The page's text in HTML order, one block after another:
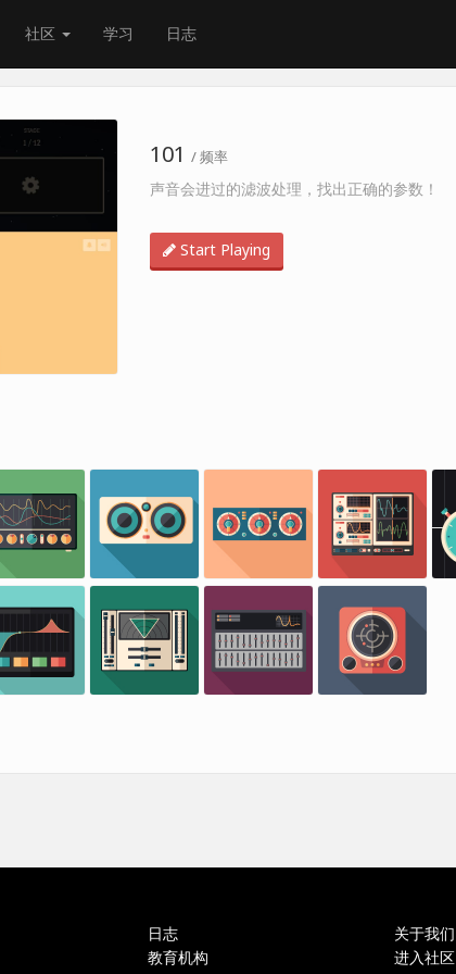
社区 学习 日志
101 / 频率
声音会进过的滤波处理，找出正确的参数！
Start Playing
日志
教育机构
关于我们
进入社区